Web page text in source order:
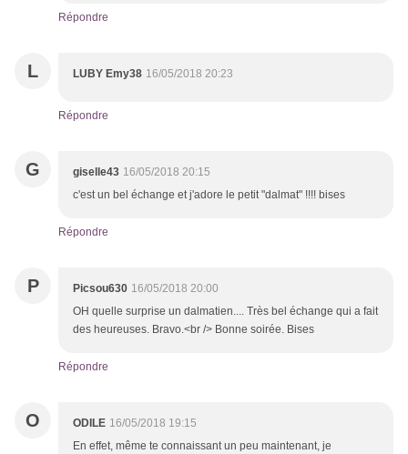
Répondre
L LUBY Emy38 16/05/2018 20:23
Répondre
G giselle43 16/05/2018 20:15
c'est un bel échange et j'adore le petit "dalmat" !!!! bises
Répondre
P Picsou630 16/05/2018 20:00
OH quelle surprise un dalmatien.... Très bel échange qui a fait
des heureuses. Bravo.<br /> Bonne soirée. Bises
Répondre
O ODILE 16/05/2018 19:15
En effet, même te connaissant un peu maintenant, je